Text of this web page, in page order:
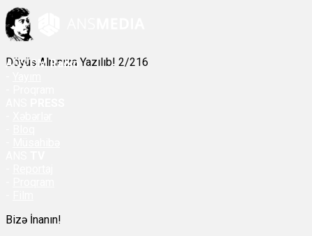
Döyüş Alnınıza Yazılıb! 2/216
ANSÇM Radio
Bizə İnanın!